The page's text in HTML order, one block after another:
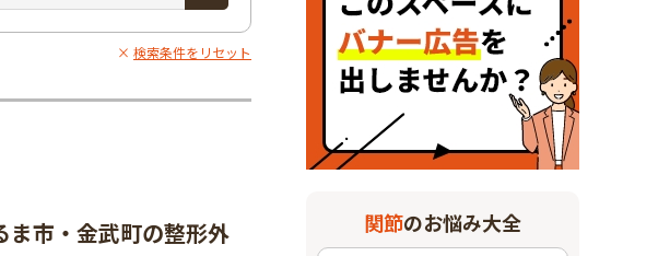
検索条件をリセット
ま市・金武町の整形外
関節のお悩み大全